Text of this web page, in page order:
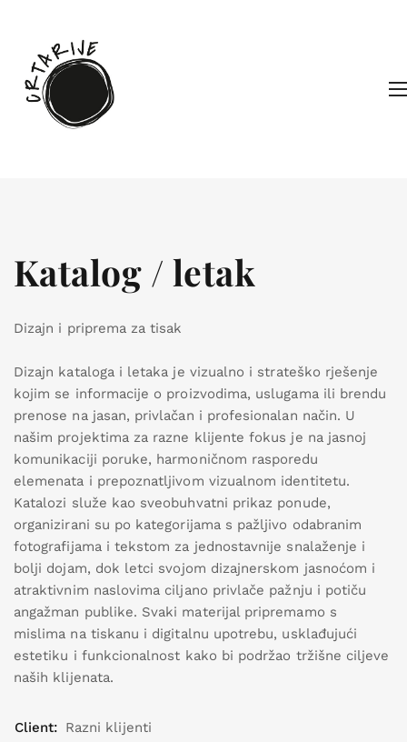
Katalog / letak
Dizajn i priprema za tisak
Dizajn kataloga i letaka je vizualno i strateško rješenje
kojim se informacije o proizvodima, uslugama ili brendu
prenose na jasan, privlačan i profesionalan način. U
našim projektima za razne klijente fokus je na jasnoj
komunikaciji poruke, harmoničnom rasporedu
elemenata i prepoznatljivom vizualnom identitetu.
Katalozi služe kao sveobuhvatni prikaz ponude,
organizirani su po kategorijama s pažljivo odabranim
fotografijama i tekstom za jednostavnije snalaženje i
bolji dojam, dok letci svojom dizajnerskom jasnoćom i
atraktivnim naslovima ciljano privlače pažnju i potiču
angažman publike. Svaki materijal pripremamo s
mislima na tiskanu i digitalnu upotrebu, usklađujući
estetiku i funkcionalnost kako bi podržao tržišne ciljeve
naših klijenata.
Client: Razni klijenti